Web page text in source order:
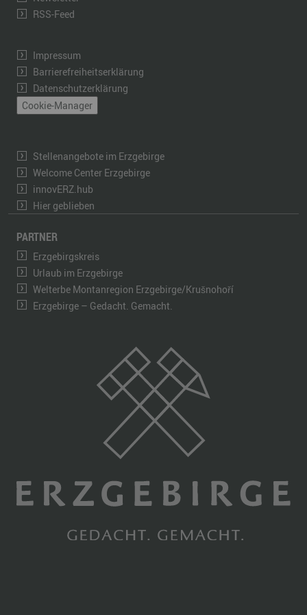
RSS-Feed
Impressum
Barrierefreiheitserklärung
Datenschutzerklärung
Cookie-Manager
Stellenangebote im Erzgebirge
Welcome Center Erzgebirge
innovERZ.hub
Hier geblieben
PARTNER
Erzgebirgskreis
Urlaub im Erzgebirge
Welterbe Montanregion Erzgebirge/Krušnohoří
Erzgebirge – Gedacht. Gemacht.